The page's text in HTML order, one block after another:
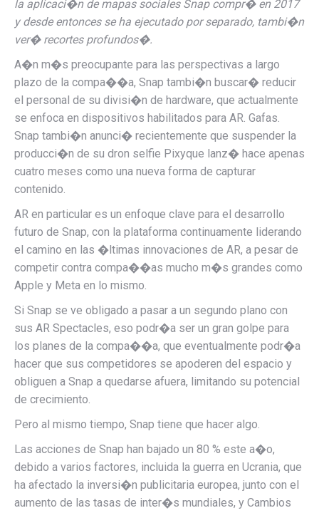
la aplicaci�n de mapas socialesSnap compr� en 2017
y desde entonces se ha ejecutado por separado, tambi�n
ver� recortes profundos�.
A�n m�s preocupante para las perspectivas a largo
plazo de la compa��a, Snap tambi�n buscar� reducir
el personal de su divisi�n de hardware, que actualmente
se enfoca en dispositivos habilitados para AR. Gafas.
Snap tambi�n anunci� recientemente que suspender la
producci�n de su dron selfie Pixyque lanz� hace apenas
cuatro meses como una nueva forma de capturar
contenido.
AR en particular es un enfoque clave para el desarrollo
futuro de Snap, con la plataforma continuamente liderando
el camino en las �ltimas innovaciones de AR, a pesar de
competir contra compa��as mucho m�s grandes como
Apple y Meta en lo mismo.
Si Snap se ve obligado a pasar a un segundo plano con
sus AR Spectacles, eso podr�a ser un gran golpe para
los planes de la compa��a, que eventualmente podr�a
hacer que sus competidores se apoderen del espacio y
obliguen a Snap a quedarse afuera, limitando su potencial
de crecimiento.
Pero al mismo tiempo, Snap tiene que hacer algo.
Las acciones de Snap han bajado un 80 % este a�o,
debido a varios factores, incluida la guerra en Ucrania, que
ha afectado la inversi�n publicitaria europea, junto con el
aumento de las tasas de inter�s mundiales, y Cambios